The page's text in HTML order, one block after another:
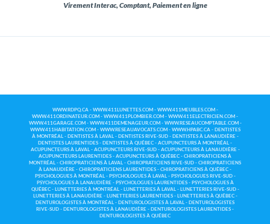
Virement Interac, Comptant, Paiement en ligne
WWW.RDPQ.CA- WWW.411LUNETTES.COM - WWW.411MEUBLES.COM -
WWW.411ORDINATEUR.COM - WWW.411PLOMBIER.COM - WWW.411ELECTRICIEN.COM -
WWW.411GARAGE.COM - WWW.411DEMENAGEUR.COM - WWW.RESEAUCOMPTABLE.COM -
WWW.411HABITATION.COM - WWW.RESEAUAVOCATS.COM - WWW.HPABC.CA- DENTISTES
À MONTRÉAL- DENTISTES À LAVAL- DENTISTES RIVE-SUD- DENTISTES À LANAUDIÈRE-
DENTISTES LAURENTIDES - DENTISTES À QUÉBEC - ACUPUNCTEURS À MONTRÉAL -
ACUPUNCTEURS À LAVAL- ACUPUNCTEURS RIVE-SUD- ACUPUNCTEURS À LANAUDIÈRE-
ACUPUNCTEURS LAURENTIDES - ACUPUNCTEURS À QUÉBEC - CHIROPRATICIENS À
MONTRÉAL - CHIROPRATICIENS À LAVAL - CHIROPRATICIENS RIVE-SUD - CHIROPRATICIENS
À LANAUDIÈRE - CHIROPRATICIENS LAURENTIDES - CHIROPRATICIENS À QUÉBEC -
PSYCHOLOGUES À MONTRÉAL- PSYCHOLOGUES À LAVAL- PSYCHOLOGUES RIVE-SUD-
PSYCHOLOGUES À LANAUDIÈRE- PSYCHOLOGUES LAURENTIDES- PSYCHOLOGUES À
QUÉBEC- LUNETTERIES À MONTRÉAL- LUNETTERIES À LAVAL- LUNETTERIES RIVE-SUD-
LUNETTERIES À LANAUDIÈRE- LUNETTERIES LAURENTIDES- LUNETTERIES À QUÉBEC-
DENTUROLOGISTES À MONTRÉAL - DENTUROLOGISTES À LAVAL - DENTUROLOGISTES
RIVE-SUD - DENTUROLOGISTES À LANAUDIÈRE - DENTUROLOGISTES LAURENTIDES -
DENTUROLOGISTES À QUÉBEC